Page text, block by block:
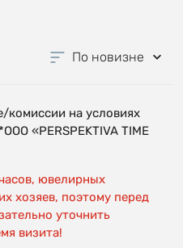
По новизне
комиссии на условиях
«PERSPEKTIVA TIME
ювелирных
хозяев, поэтому перед
уточнить
визита!